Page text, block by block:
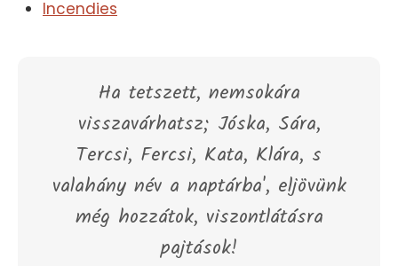
Incendies
Ha tetszett, nemsokára
visszavárhatsz; Jóska, Sára,
Tercsi, Fercsi, Kata, Klára, s
valahány név a naptárba', eljövünk
még hozzátok, viszontlátásra
pajtások!